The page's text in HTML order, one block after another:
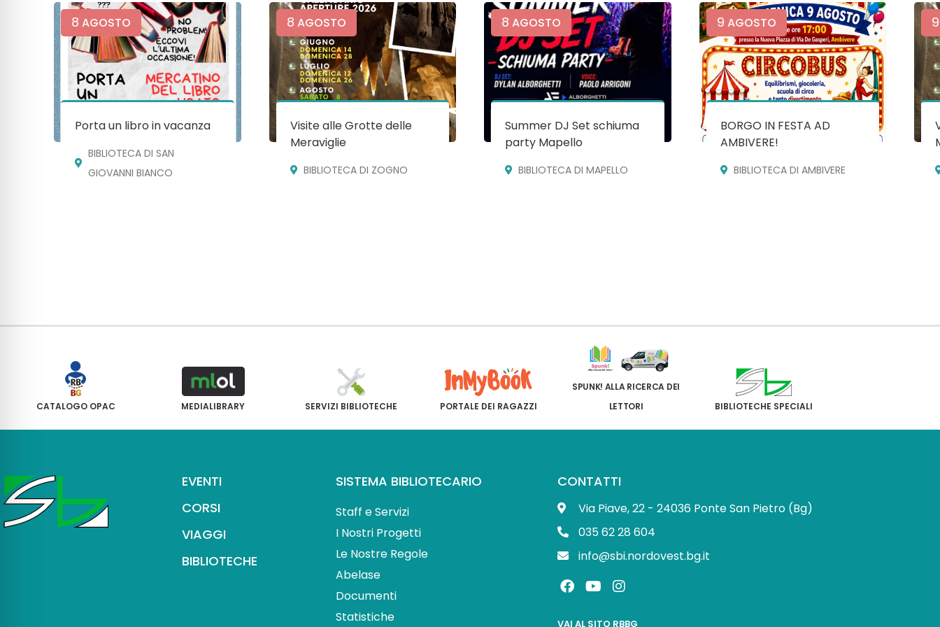
8 AGOSTO
Porta un libro in vacanza
BIBLIOTECA DI SAN
GIOVANNI BIANCO
8 AGOSTO
Visite alle Grotte delle
Meraviglie
BIBLIOTECA DI ZOGNO
8 AGOSTO
Summer DJ Set schiuma
party Mapello
BIBLIOTECA DI MAPELLO
9 AGOSTO
BORGO IN FESTA AD
AMBIVERE!
BIBLIOTECA DI AMBIVERE
9
CATALOGO OPAC MEDIALIBRARY SERVIZI BIBLIOTECHE PORTALE DEI RAGAZZI
SPUNK! ALLA RICERCA DEI
LETTORI
BIBLIOTECHE SPECIALI
EVENTI
CORSI
VIAGGI
BIBLIOTECHE
SISTEMA BIBLIOTECARIO
Staff e Servizi
I Nostri Progetti
Le Nostre Regole
Abelase
Documenti
Statistiche
CONTATTI
Via Piave, 22 - 24036 Ponte San Pietro (Bg)
035 62 28 604
info@sbi.nordovest.bg.it
F
a
Y
o
I
n
VAI AL SITO RBBG